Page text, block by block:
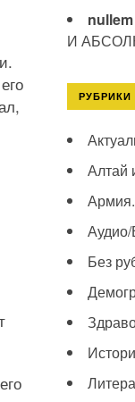
nullem
И
РУБРИКИ
Алтай
Без